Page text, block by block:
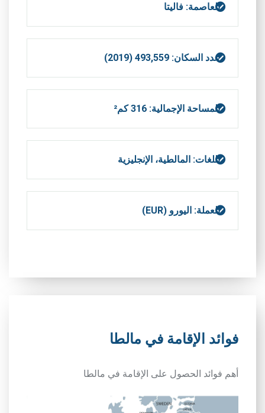
العاصمة: فاليتا
عدد السكان: 493,559 (2019)
المساحة الإجمالية: 316 كم²
اللغات: المالطية، الإنجليزية
العملة: اليورو (EUR)
فوائد الإقامة في مالطا
أهم فوائد الحصول على الإقامة في مالطا